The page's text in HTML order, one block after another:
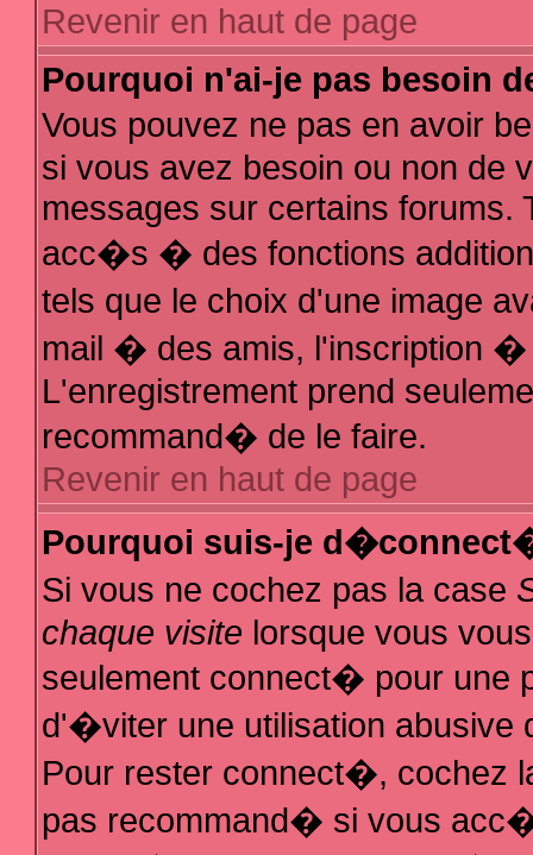
Revenir en haut de page
Pourquoi n'ai-je pas besoin
Vous pouvez ne pas en avoir
si vous avez besoin ou non de
messages sur certains forums.
acc�s � des fonctions
tels que le choix d'une image
mail � des amis, l'inscription �
L'enregistrement prend
recommand� de le faire.
Revenir en haut de page
Pourquoi suis-je
Si vous ne cochez pas la case
chaque visite lorsque vous
seulement connect� pour
d'�viter une utilisation abusive
Pour rester connect�, cochez
pas recommand� si vous